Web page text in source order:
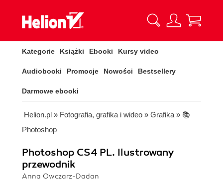
Kategorie Książki Ebooki Kursy video
Audiobooki Promocje Nowości Bestsellery
Darmowe ebooki
Helion.pl » Fotografia, grafika i wideo » Grafika » 📚
Photoshop
Photoshop CS4 PL. Ilustrowany
przewodnik
Anna Owczarz-Dadan